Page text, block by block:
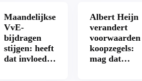
Maandelijkse
VvE-
bijdragen
stijgen: heeft
dat invloed
Albert Heijn
verandert
voorwaarden
koopzegels:
mag dat